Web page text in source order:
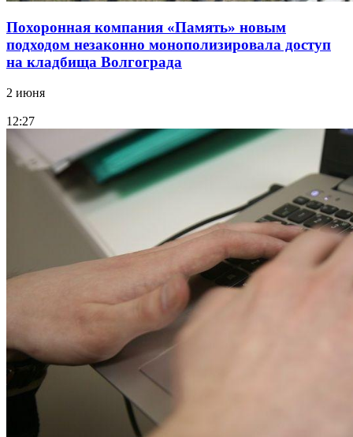
Похоронная компания «Память» новым
подходом незаконно монополизировала доступ
на кладбища Волгограда
2 июня
12:27